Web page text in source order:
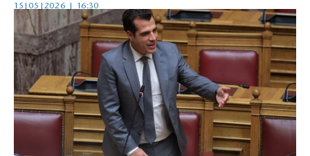
15|05|2026 | 16:30